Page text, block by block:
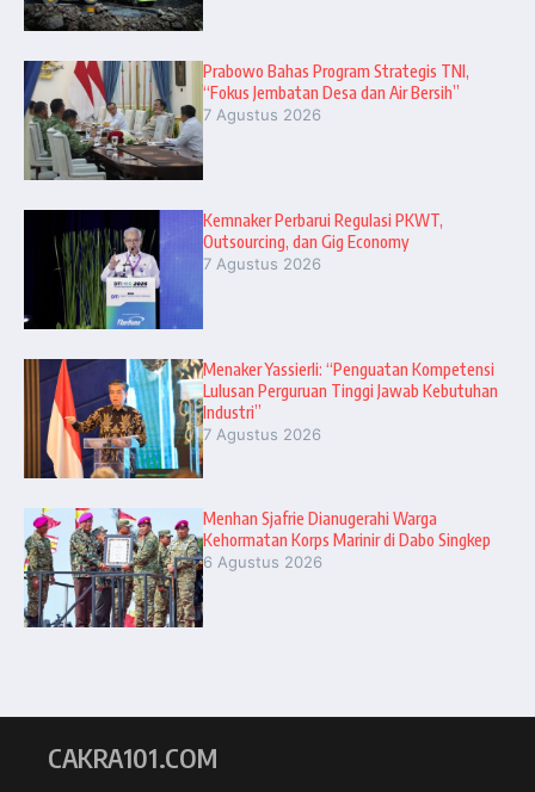
Prabowo Bahas Program Strategis TNI,
“Fokus Jembatan Desa dan Air Bersih”
7 Agustus 2026
Kemnaker Perbarui Regulasi PKWT,
Outsourcing, dan Gig Economy
7 Agustus 2026
Menaker Yassierli: “Penguatan Kompetensi
Lulusan Perguruan Tinggi Jawab Kebutuhan
Industri”
7 Agustus 2026
Menhan Sjafrie Dianugerahi Warga
Kehormatan Korps Marinir di Dabo Singkep
6 Agustus 2026
CAKRA101.COM